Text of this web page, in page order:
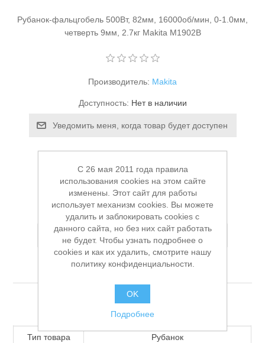
Садовая и силовая техника
Станки и оснастка
Рубанок-фальцгобель 500Вт, 82мм, 16000об/мин, 0-1.0мм,
четверть 9мм, 2.7кг Makita M1902B
Производитель: Makita
Доступность: Нет в наличии
Уведомить меня, когда товар будет доступен
Артикул: УТ-00008482
Заказной номер производителя: M1902B
Старая цена: 7 900,00 ₽
Цена: 5 000,00 ₽
Добавить в список пожеланий
Характеристики
Тип товара Рубанок
C 26 мая 2011 года правила
использования cookies на этом сайте
изменены. Этот сайт для работы
использует механизм cookies. Вы можете
удалить и заблокировать cookies с
данного сайта, но без них сайт работать
не будет. Чтобы узнать подробнее о
cookies и как их удалить, смотрите нашу
политику конфиденциальности.
OK
Подробнее